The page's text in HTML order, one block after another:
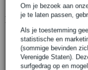
Om je bezoek aan
je te laten passen,
Als je toestemming
statistische en
(sommige bevinden
Verenigde Staten).
surfgedrag op en
Productinformatie
Boss DD-3T met Tap
type effect: digitale delay
regelingen: effect level,